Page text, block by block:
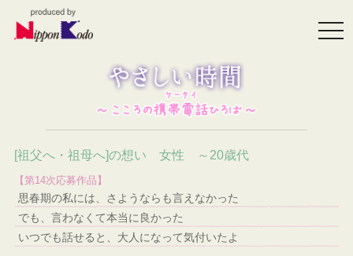
[祖父へ・祖母へ]の想い 女性 ～20歳代
【第14次応募作品】
思春期の私には、さようならも言えなかった
でも、言わなくて本当に良かった
いつでも話せると、大人になって気付いたよ